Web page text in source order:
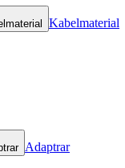
Kabelmaterial
Adaptrar